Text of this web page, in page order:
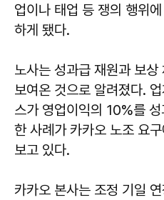
업이나 태업 등 쟁의 행위
하게 됐다.
노사는 성과급 재원과 보
보여온 것으로 알려졌다.
스가 영업이익의 10%를
한 사례가 카카오 노조 요
보고 있다.
카카오 본사는 조정 기일